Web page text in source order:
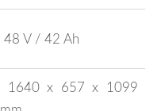
48 V / 42 Ah
1640 x 657 x 1099